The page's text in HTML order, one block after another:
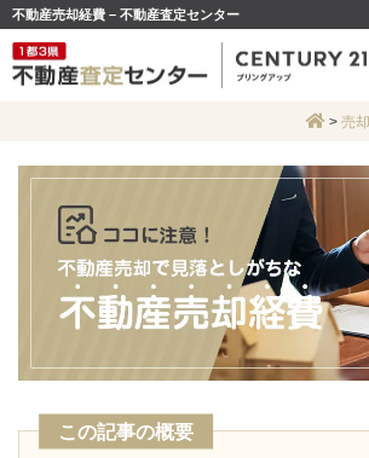
不動産売却経費 – 不動産査定センター
> 売
この記事の概要